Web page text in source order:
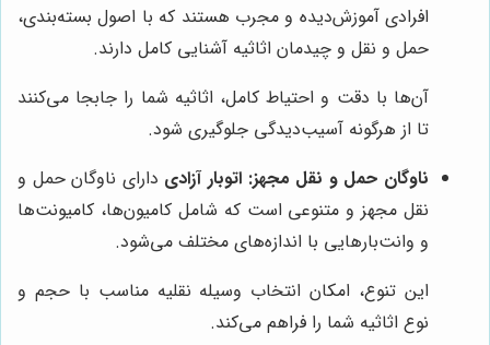
افرادی آموزش‌دیده و مجرب هستند که با اصول بسته‌بندی،
حمل و نقل و چیدمان اثاثیه آشنایی کامل دارند.
آن‌ها با دقت و احتیاط کامل، اثاثیه شما را جابجا می‌کنند
تا از هرگونه آسیب‌دیدگی جلوگیری شود.
ناوگان حمل و نقل مجهز: اتوبار آزادی دارای ناوگان حمل و
نقل مجهز و متنوعی است که شامل کامیون‌ها، کامیونت‌ها
و وانت‌بارهایی با اندازه‌های مختلف می‌شود.
این تنوع، امکان انتخاب وسیله نقلیه مناسب با حجم و
نوع اثاثیه شما را فراهم می‌کند.